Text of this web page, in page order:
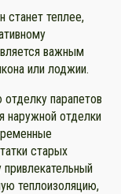
станет теплее,
важным
или лоджии.
парапетов
наружной отделки
старых
теплоизоляцию,